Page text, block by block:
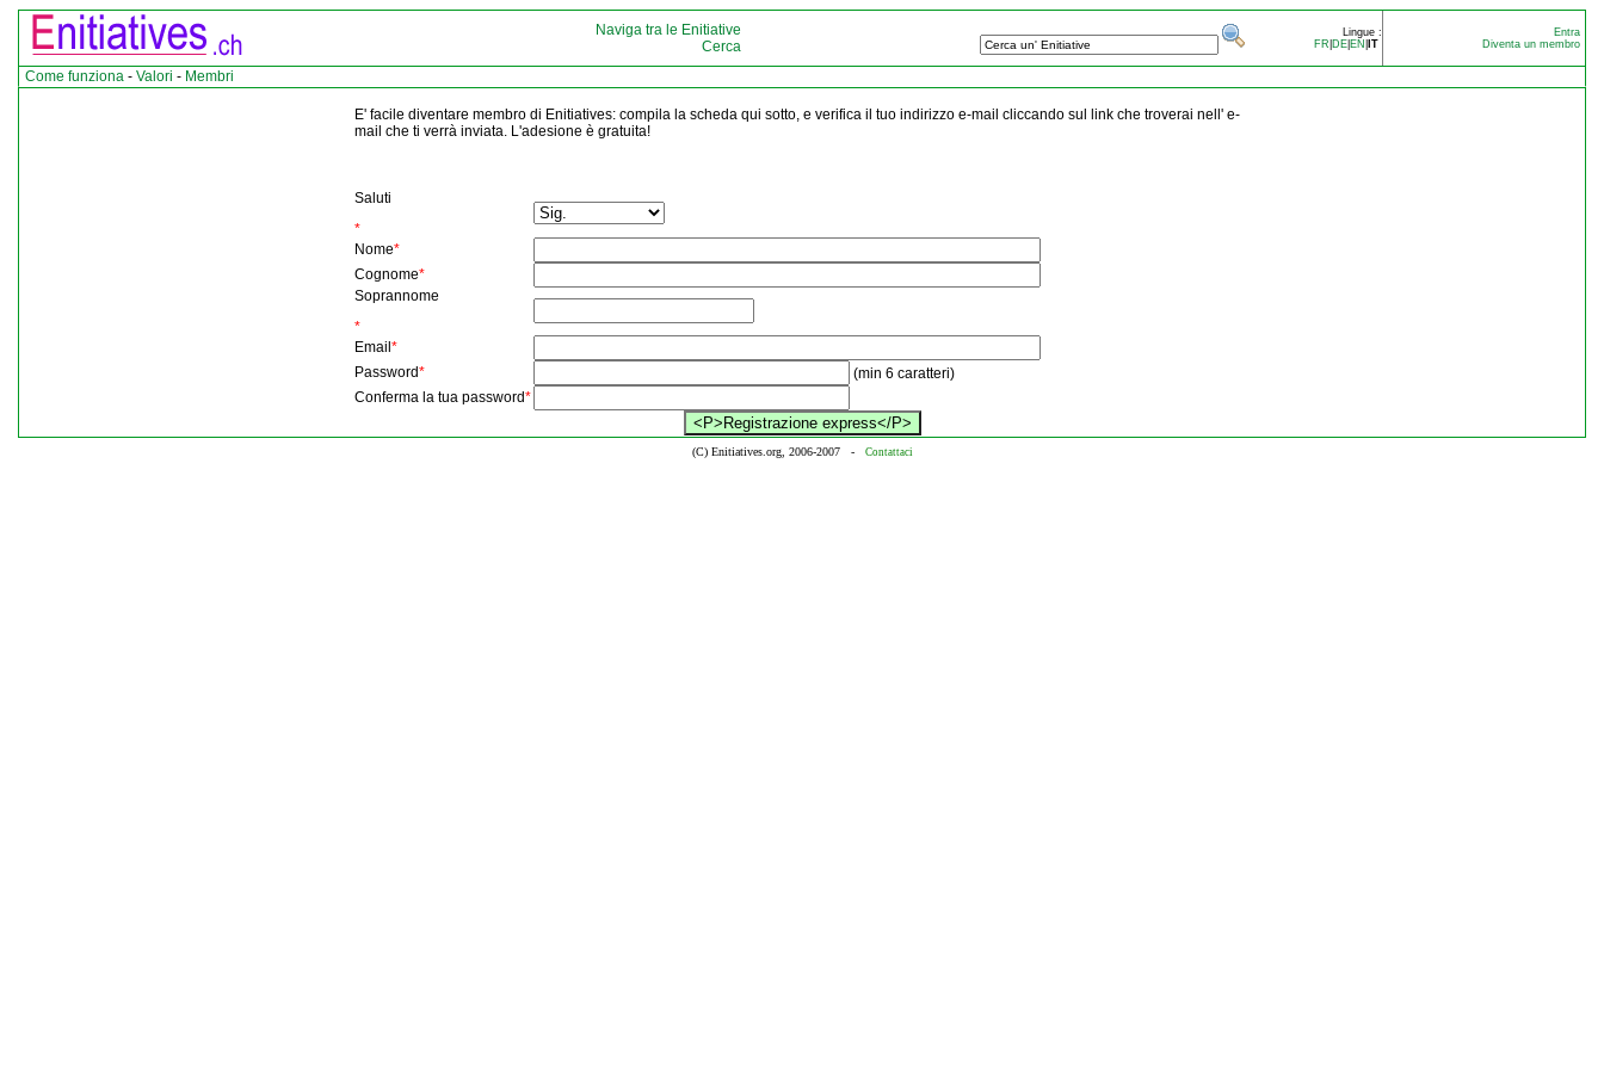
Naviga tra le Enitiative
Cerca
Lingue :
FR DE EN IT
Entra
Diventa un membro
Come funziona - Valori - Membri
E' facile diventare membro di Enitiatives: compila la scheda qui sotto, e verifica il tuo indirizzo e-mail cliccando sul link che troverai nell' e-
mail che ti verrà inviata. L'adesione è gratuita!
Saluti
*
Nome*
Cognome*
Soprannome
*
Email *
Password*
(min 6 caratteri)
Conferma la tua password*
(C) Enitiatives.org, 2006-2007- Contattaci